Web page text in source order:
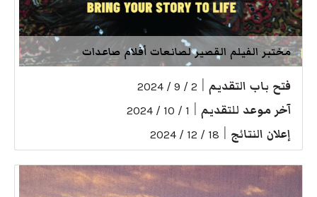
مختبر الفيلم القصير لصانعات أفلام صاعدات
فتح باب التقديم 2 / 9 / 2024
آخر موعد للتقديم 1 / 10 / 2024
إعلان النتائج 18 / 12 / 2024